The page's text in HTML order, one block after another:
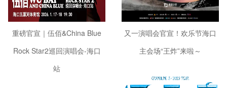
重磅官宣｜伍佰&China Blue
Rock Star2巡回演唱会-海口
站
又一演唱会官宣！欢乐节海口
主会场“王炸”来啦～